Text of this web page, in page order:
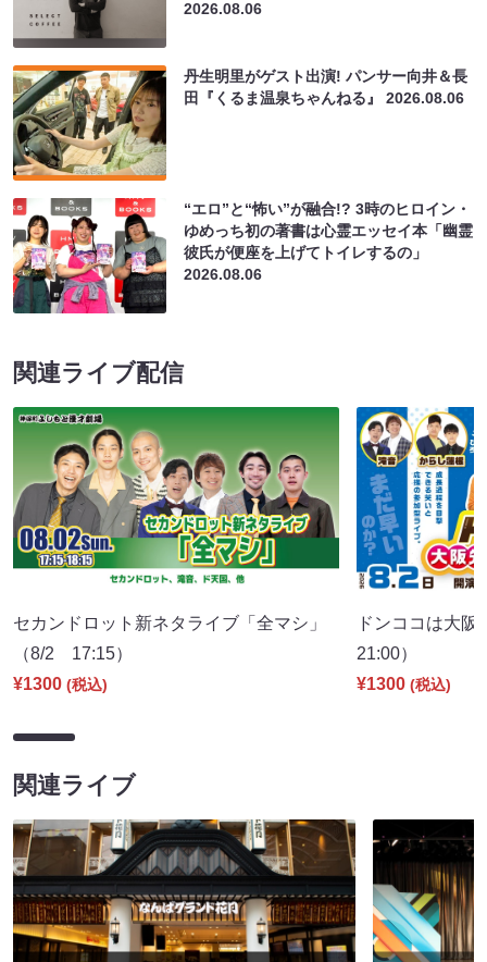
2026.08.06
丹生明里がゲスト出演! パンサー向井＆長
田『くるま温泉ちゃんねる』2026.08.06
“エロ”と“怖い”が融合!? 3時のヒロイン・
ゆめっち初の著書は心霊エッセイ本「幽霊
彼氏が便座を上げてトイレするの」
2026.08.06
関連ライブ配信
セカンドロット新ネタライブ「全マシ」
（8/2 17:15）
¥1300 (税込)
ドンココは大
21:00）
¥1300 (税込)
関連ライブ